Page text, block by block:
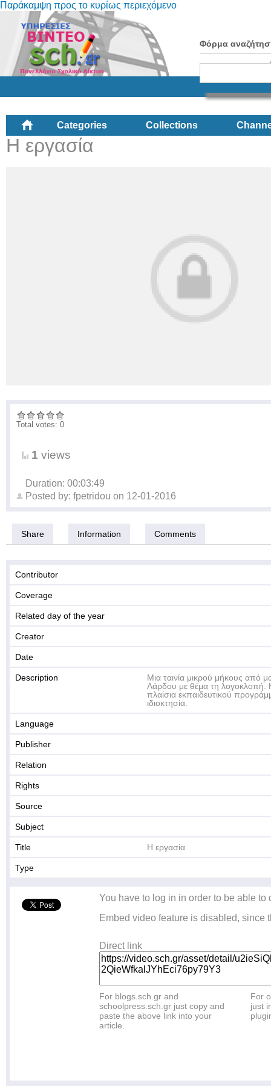
Παράκαμψη προς το κυρίως περιεχόμενο
Φόρμα
Categories Collections
Η εργασία
Total votes: 0
1 views
Duration: 00:03:49
Posted by: fpetridou on 12-01-2016
Share Information Comments
Contributor
Coverage
Related day of the year
Creator
Date
Description
Μια ταινία μικρού μήκους από
Λάρδου με θέμα τη λογοκλοπή.
πλαίσια εκπαιδευτικού
ιδιοκτησία.
Language
Publisher
Relation
Rights
Source
Subject
Title Η εργασία
Type
You have to log in in order to be able to
Embed video feature is disabled, since
Direct link
For blogs.sch.gr and
schoolpress.sch.gr just copy and
paste the above link into your
article.
For
just